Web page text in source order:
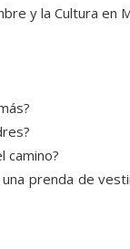
y la Cultura en
camino?
prenda de